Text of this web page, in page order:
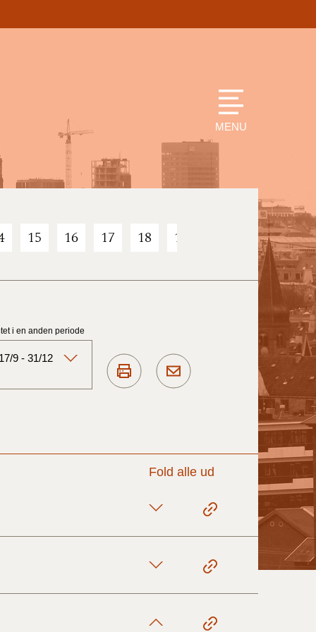
MENU
15 16 17 18 19 21 22
i en anden periode
9 - 31/12
Fold alle ud